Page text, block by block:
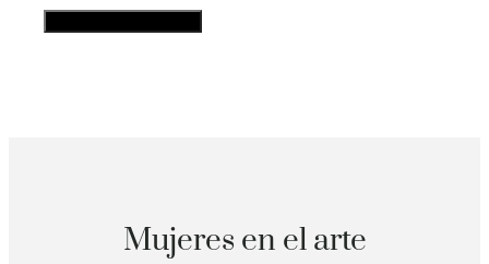
Mujeres en el arte